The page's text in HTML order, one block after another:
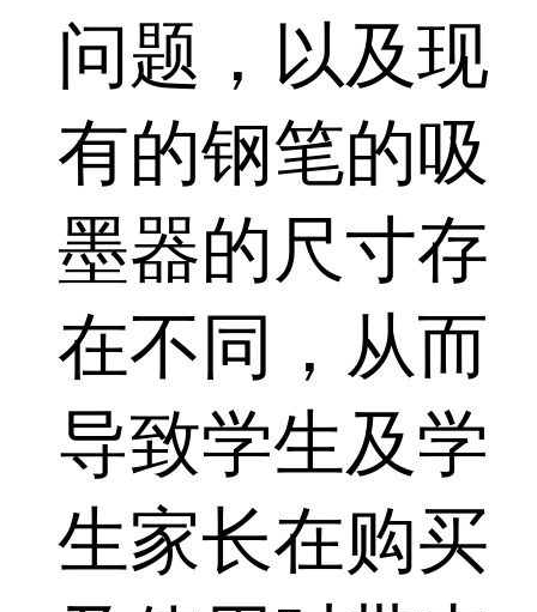
问题，以及现
有的钢笔的吸
墨器的尺寸存
在不同，从而
导致学生及学
生家长在购买